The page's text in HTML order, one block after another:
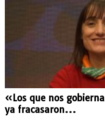
«Los que nos
ya fracasaron...